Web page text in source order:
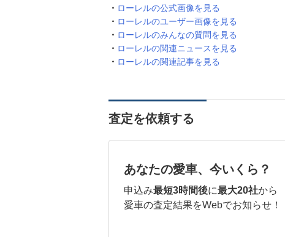
ローレルの公式画像を見る
ローレルのユーザー画像を見る
ローレルのみんなの質問を見る
ローレルの関連ニュースを見る
ローレルの関連記事を見る
査定を依頼する
あなたの愛車、今いくら？
申込み最短3時間後に最大20社から
愛車の査定結果をWebでお知らせ！